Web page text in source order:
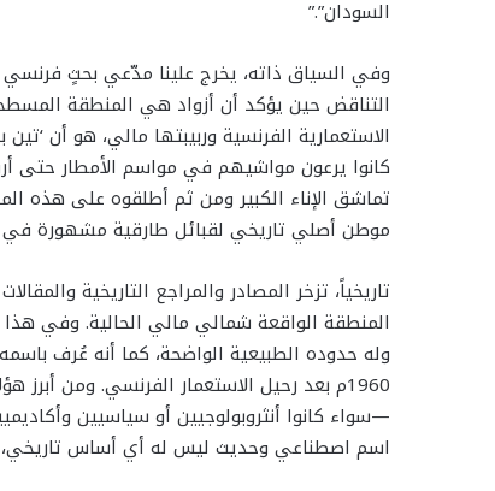
السودان”.”
وفي السياق ذاته، يخرج علينا مدّعي بحثٍ
التناقض حين يؤكد أن أزواد هي المنطقة
الاستعمارية الفرنسية وربيبتها مالي، هو أن
كانوا يرعون مواشيهم في مواسم الأمطار حتى
تماشق الإناء الكبير ومن ثم أطلقوه على هذه
موطن أصلي تاريخي لقبائل طارقية مشهورة في
تاريخياً، تزخر المصادر والمراجع التاريخية
المنطقة الواقعة شمالي مالي الحالية. وفي هذا
وله حدوده الطبيعية الواضحة، كما أنه عُرف
1960م بعد رحيل الاستعمار الفرنسي. ومن
اسم اصطناعي وحديث ليس له أي أساس تاريخي،